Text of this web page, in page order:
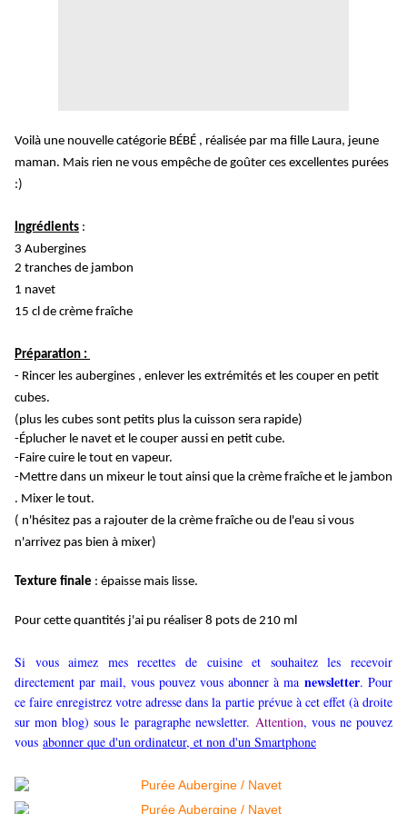
Voilà une nouvelle catégorie BÉBÉ , réalisée par ma fille Laura, jeune
maman. Mais rien ne vous empêche de goûter ces excellentes purées
:)
Ingrédients :
3 Aubergines
2 tranches de jambon
1 navet
15 cl de crème fraîche
Préparation :
- Rincer les aubergines , enlever les extrémités et les couper en petit
cubes.
(plus les cubes sont petits plus la cuisson sera rapide)
-Éplucher le navet et le couper aussi en petit cube.
-Faire cuire le tout en vapeur.
-Mettre dans un mixeur le tout ainsi que la crème fraîche et le jambon
. Mixer le tout.
( n'hésitez pas a rajouter de la crème fraîche ou de l'eau si vous
n'arrivez pas bien à mixer)
Texture finale : épaisse mais lisse.
Pour cette quantités j'ai pu réaliser 8 pots de 210 ml
Si vous aimez mes recettes de cuisine et souhaitez les recevoir
directement par mail, vous pouvez vous abonner à ma newsletter. Pour
ce faire enregistrez votre adresse dans la partie prévue à cet effet (à droite
sur mon blog) sous le paragraphe newsletter. Attention, vous ne pouvez
vous abonner que d'un ordinateur, et non d'un Smartphone